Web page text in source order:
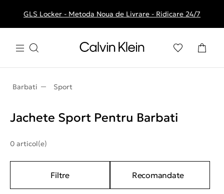
Livrare gratuita la comenzile de peste 250 RON
GLS Locker - Metoda Noua de Livrare - Ridicare 24/7
Barbati Sport
Jachete Sport Pentru Barbati
0 articol(e)
Filtre Recomandate